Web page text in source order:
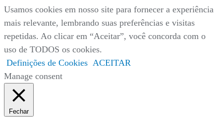
Usamos cookies em nosso site para fornecer a experiência
mais relevante, lembrando suas preferências e visitas
repetidas. Ao clicar em “Aceitar”, você concorda com o
uso de TODOS os cookies.
Definições de Cookies ACEITAR
Manage consent
Fechar